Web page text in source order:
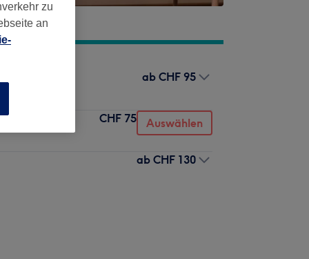
ab CHF 95
CHF 75 Auswählen
ab CHF 130
zu
an